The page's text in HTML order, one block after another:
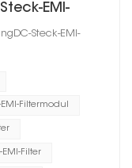
EMI-
Steck-EMI-
Filtermodul
Filter